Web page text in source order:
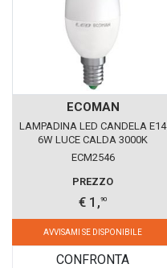
ECOMAN
LAMPADINA LED CANDELA E14
6W LUCE CALDA 3000K
ECOMAN VETRO GHIACCIO
ECM2546
PREZZO
€ 1,90
AVVISAMI SE DISPONIBILE
CONFRONTA